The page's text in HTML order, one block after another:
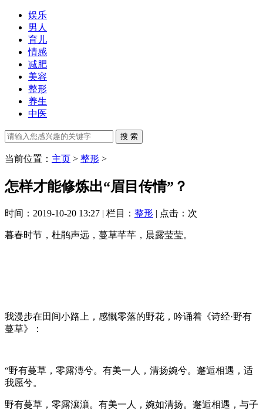
娱乐
男人
育儿
情感
减肥
美容
整形
养生
中医
当前位置： 主页 > 整形 >
怎样才能修炼出“眉目传情”？
时间：2019-10-20 13:27 | 栏目： 整形 | 点击： 次
暮春时节，杜鹃声远，蔓草芊芊，晨露莹莹。
我漫步在田间小路上，感慨零落的野花，吟诵着《诗经·野有
蔓草》：
“野有蔓草，零露漙兮。有美一人，清扬婉兮。邂逅相遇，适
我愿兮。
野有蔓草，零露瀼瀼。有美一人，婉如清扬。邂逅相遇，与子